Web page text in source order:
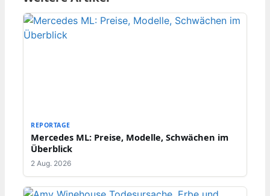
REPORTAGE
Mercedes ML: Preise, Modelle, Schwächen im
Überblick
2 Aug. 2026